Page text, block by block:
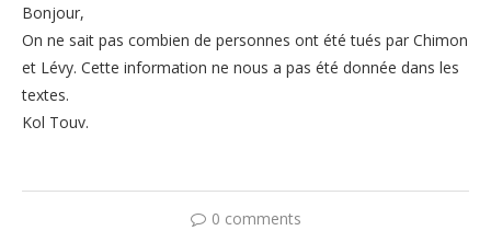
Bonjour,
On ne sait pas combien de personnes ont été tués par Chimon
et Lévy. Cette information ne nous a pas été donnée dans les
textes.
Kol Touv.
0 comments